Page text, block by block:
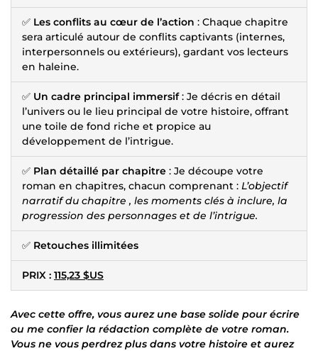
✅ Les conflits au cœur de l’action : Chaque chapitre
sera articulé autour de conflits captivants (internes,
interpersonnels ou extérieurs), gardant vos lecteurs
en haleine.
✅ Un cadre principal immersif: Je décris en détail
l’univers ou le lieu principal de votre histoire, offrant
une toile de fond riche et propice au
développement de l’intrigue.
✅ Plan détaillé par chapitre : Je découpe votre
roman en chapitres, chacun comprenant : L’objectif
narratif du chapitre , les moments clés à inclure, la
progression des personnages et de l’intrigue.
✅ Retouches illimitées
PRIX : 115,23 $US
Avec cette offre, vous aurez une base solide pour écrire
ou me confier la rédaction complète de votre roman.
Vous ne vous perdrez plus dans votre histoire et aurez